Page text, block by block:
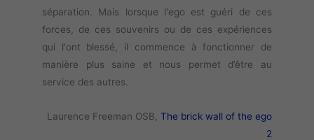
séparation. Mais lorsque l'ego est guéri de ces
forces, de ces souvenirs ou de ces expériences
qui l'ont blessé, il commence à fonctionner de
manière plus saine et nous permet d’être au
service des autres.
Laurence Freeman OSB, The brick wall of the ego
2